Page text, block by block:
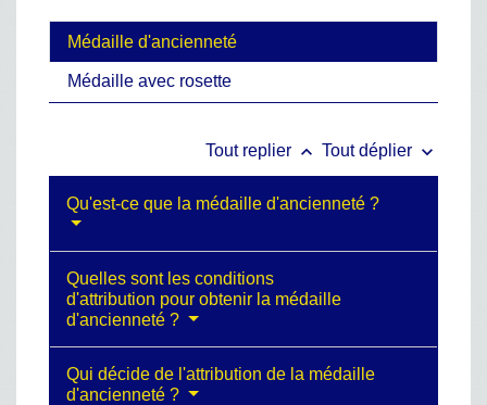
Médaille d'ancienneté
Médaille avec rosette
Tout replier keyboard_arrow_up Tout déplier keyboard_arrow_down
Qu'est-ce que la médaille d'ancienneté ?
Quelles sont les conditions
d'attribution pour obtenir la médaille
d'ancienneté ?
Qui décide de l'attribution de la médaille
d'ancienneté ?